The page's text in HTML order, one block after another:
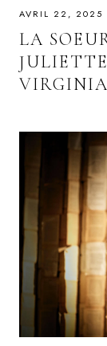
AVRIL 22, 2025
LA